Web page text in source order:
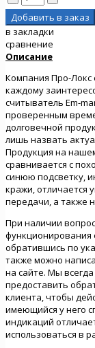
в закладки
сравнение
Описание
Компания Про-Локс
каждому
cчитыватель Em-
проверенным
долговечной
лишь назвать
Продукция на
сравнивается с
синюю подсветку,
кражи, отличается
передачи, а также
При наличии
функционирования
обратившись по
также можно
на сайте. Мы
предоставить
клиента, чтобы
имеющийся у него
индикаций
использоваться в